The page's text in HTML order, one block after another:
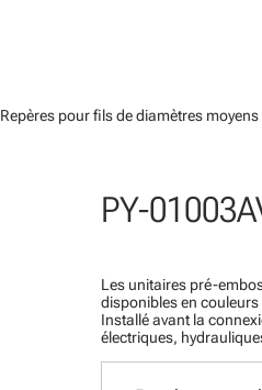
Repères pour fils de diamètres moyens
PY-
Les unitaires pré-
disponibles en
Installé avant la
électriques,